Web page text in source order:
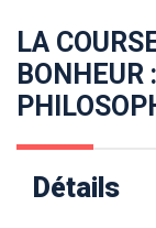
LA
BONHEUR
Détails